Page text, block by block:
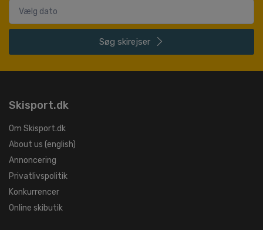
Søg skirejser
Skisport.dk
Om Skisport.dk
About us (english)
Annoncering
Privatlivspolitik
Konkurrencer
Online skibutik